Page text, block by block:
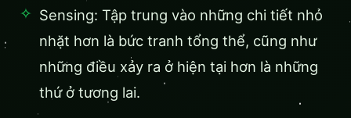
Sensing: Tập trung vào những chi tiết nhỏ
nhặt hơn là bức tranh tổng thể, cũng như
những điều xảy ra ở hiện tại hơn là những
thứ ở tương lai.